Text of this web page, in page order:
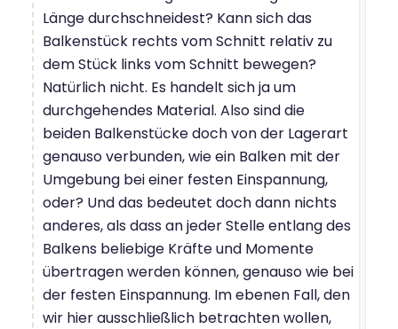
Länge durchschneidest? Kann sich das
Balkenstück rechts vom Schnitt relativ zu
dem Stück links vom Schnitt bewegen?
Natürlich nicht. Es handelt sich ja um
durchgehendes Material. Also sind die
beiden Balkenstücke doch von der Lagerart
genauso verbunden, wie ein Balken mit der
Umgebung bei einer festen Einspannung,
oder? Und das bedeutet doch dann nichts
anderes, als dass an jeder Stelle entlang des
Balkens beliebige Kräfte und Momente
übertragen werden können, genauso wie bei
der festen Einspannung. Im ebenen Fall, den
wir hier ausschließlich betrachten wollen,